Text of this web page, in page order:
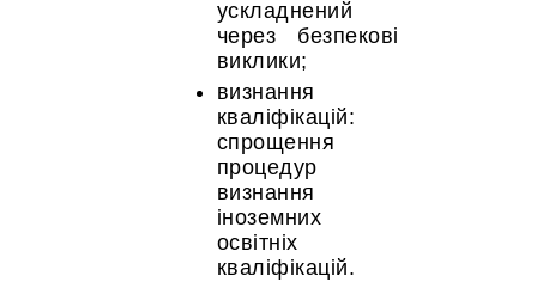
ускладнений
через безпекові
виклики;
визнання
кваліфікацій:
спрощення
процедур
визнання
іноземних
освітніх
кваліфікацій.